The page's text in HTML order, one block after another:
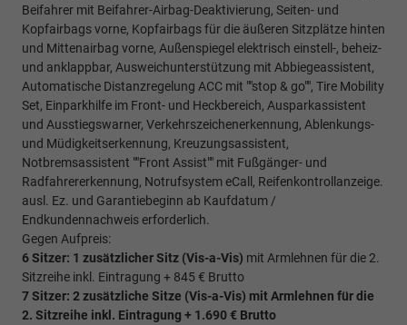
Beifahrer mit Beifahrer-Airbag-Deaktivierung, Seiten- und
Kopfairbags vorne, Kopfairbags für die äußeren Sitzplätze hinten
und Mittenairbag vorne, Außenspiegel elektrisch einstell-, beheiz-
und anklappbar, Ausweichunterstützung mit Abbiegeassistent,
Automatische Distanzregelung ACC mit ""stop & go"", Tire Mobility
Set, Einparkhilfe im Front- und Heckbereich, Ausparkassistent
und Ausstiegswarner, Verkehrszeichenerkennung, Ablenkungs-
und Müdigkeitserkennung, Kreuzungsassistent,
Notbremsassistent ""Front Assist"" mit Fußgänger- und
Radfahrererkennung, Notrufsystem eCall, Reifenkontrollanzeige.
ausl. Ez. und Garantiebeginn ab Kaufdatum /
Endkundennachweis erforderlich.
Gegen Aufpreis:
6 Sitzer: 1 zusätzlicher Sitz (Vis-a-Vis) mit Armlehnen für die 2.
Sitzreihe inkl. Eintragung + 845 € Brutto
7 Sitzer: 2 zusätzliche Sitze (Vis-a-Vis) mit Armlehnen für die
2. Sitzreihe inkl. Eintragung + 1.690 € Brutto